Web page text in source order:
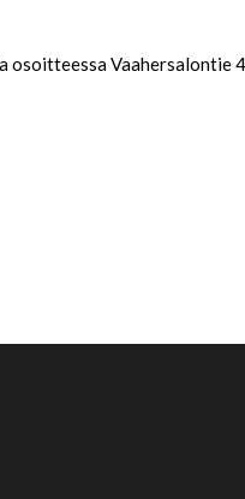
Vaahersalontie